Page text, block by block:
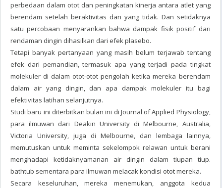
perbedaan dalam otot dan peningkatan kinerja antara atlet yang
berendam setelah beraktivitas dan yang tidak. Dan setidaknya
satu percobaan menyarankan bahwa dampak fisik positif dari
rendaman dingin dihasilkan dari efek plasebo.
Tetapi banyak pertanyaan yang masih belum terjawab tentang
efek dari pemandian, termasuk apa yang terjadi pada tingkat
molekuler di dalam otot-otot pengolah ketika mereka berendam
dalam air yang dingin, dan apa dampak molekuler itu bagi
efektivitas latihan selanjutnya.
Studi baru ini diterbitkan bulan ini di Journal of Applied Physiology,
para ilmuwan dari Deakin University di Melbourne, Australia,
Victoria University, juga di Melbourne, dan lembaga lainnya,
memutuskan untuk meminta sekelompok relawan untuk berani
menghadapi ketidaknyamanan air dingin dalam tiupan tiup.
bathtub sementara para ilmuwan melacak kondisi otot mereka.
Secara keseluruhan, mereka menemukan, anggota kedua